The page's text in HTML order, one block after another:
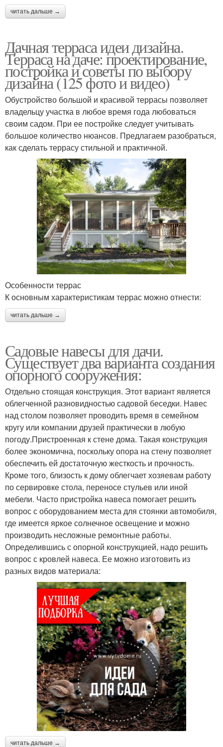
читать дальше →
Дачная терраса идеи дизайна.
Терраса на даче: проектирование,
постройка и советы по выбору
дизайна (125 фото и видео)
Обустройство большой и красивой террасы позволяет
владельцу участка в любое время года любоваться
своим садом. При ее постройке следует учитывать
большое количество нюансов. Предлагаем разобраться,
как сделать террасу стильной и практичной.
Особенности террас
К основным характеристикам террас можно отнести:
читать дальше →
Садовые навесы для дачи.
Существует два варианта создания
опорного сооружения:
Отдельно стоящая конструкция. Этот вариант является
облегченной разновидностью садовой беседки. Навес
над столом позволяет проводить время в семейном
кругу или компании друзей практически в любую
погоду.Пристроенная к стене дома. Такая конструкция
более экономична, поскольку опора на стену позволяет
обеспечить ей достаточную жесткость и прочность.
Кроме того, близость к дому облегчает хозяевам работу
по сервировке стола, переносе стульев или иной
мебели. Часто пристройка навеса помогает решить
вопрос с оборудованием места для стоянки автомобиля,
где имеется яркое солнечное освещение и можно
производить несложные ремонтные работы.
Определившись с опорной конструкцией, надо решить
вопрос с кровлей навеса. Ее можно изготовить из
разных видов материала:
читать дальше →